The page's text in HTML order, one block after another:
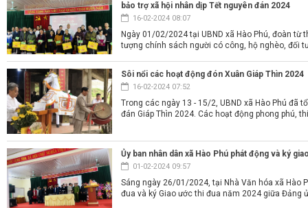
bảo trợ xã hội nhân dịp Tết nguyên đán 2024
16-02-2024 08:07
Ngày 01/02/2024 tại UBND xã Hào Phú, đoàn
tượng chính sách người có công, hộ nghèo, đối
Sôi nổi các hoạt động đón Xuân Giáp Thìn 2024
16-02-2024 07:52
Trong các ngày 13 - 15/2, UBND xã Hào Phú đã
đán Giáp Thìn 2024. Các hoạt động phong phú,
Ủy ban nhân dân xã Hào Phú phát động và ký
01-02-2024 09:57
Sáng ngày 26/01/2024, tại Nhà Văn hóa xã Hào
đua và ký Giao ước thi đua năm 2024 giữa Đảng